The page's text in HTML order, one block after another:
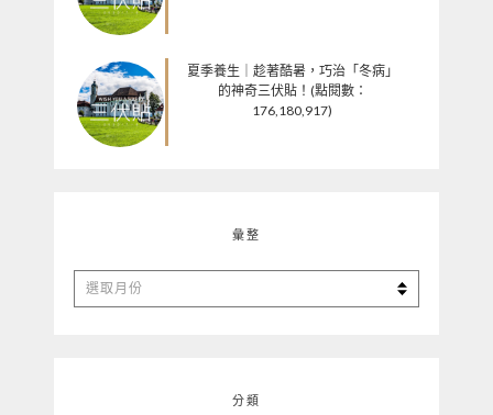
夏季養生｜趁著酷暑，巧治「冬病」
的神奇三伏貼！(點閱數：
176,180,917)
彙整
彙
整
分類